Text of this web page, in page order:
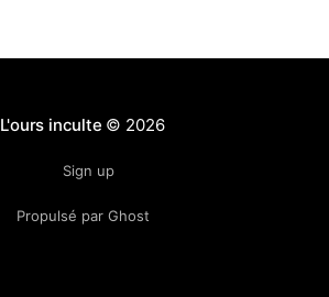
L'ours inculte © 2026
Sign up
Propulsé par Ghost